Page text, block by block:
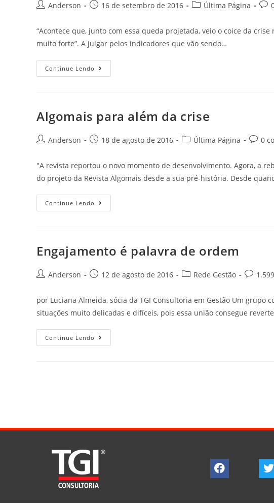
Anderson 16 de setembro de 2016 Última Página
“Acontece que, junto com essa queda projetada, veio o coice da
muito forte”. A julgar pelos indicadores que vão sendo…
Continue Lendo
Algomais para além da crise
Anderson 18 de agosto de 2016 Última Página 0
"A revista reportou o novo momento de desenvolvimento. Agora, a
do projeto da Revista Algomais desde a sua pré-história. Desde
Continue Lendo
Engajamento é palavra de ordem
Anderson 12 de agosto de 2016 Rede Gestão
por Luciana Almeida, sócia da TGI Consultoria em Gestão Um
situações muito delicadas e difíceis, pois essa união consegue
Continue Lendo